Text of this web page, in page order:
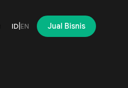
ID EN Jual Bisnis